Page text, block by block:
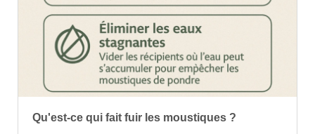
Qu'est-ce qui fait fuir les moustiques ?